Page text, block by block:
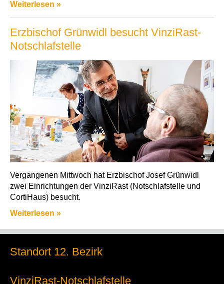
Weiterlesen »
Erzbischof Grünwidl besucht VinziRast-
Notschlafstelle
Vergangenen Mittwoch hat Erzbischof Josef Grünwidl
zwei Einrichtungen der VinziRast (Notschlafstelle und
CortiHaus) besucht.
Weiterlesen »
Standort 12. Bezirk
VinziRast-Notschlafstelle